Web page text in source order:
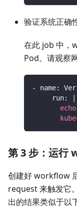
验证系统正确
在此 job 中，
Pod。请观察
- name:
run:
|
第 3 步：运行
创建好 workflow
request 来触发它
出的结果类似于以